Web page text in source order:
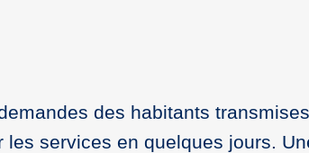
des habitants
services en quelques jours.